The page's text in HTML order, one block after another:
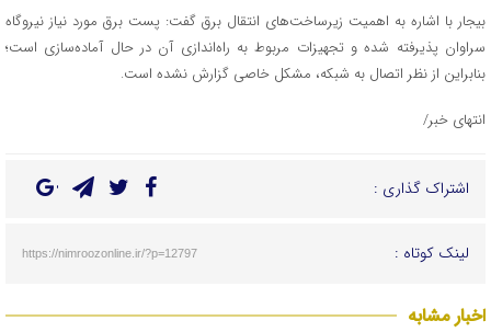
بیجار با اشاره به اهمیت زیرساخت‌های انتقال برق گفت: پست برق مورد نیاز نیروگاه
سراوان پذیرفته شده و تجهیزات مربوط به راه‌اندازی آن در حال آماده‌سازی است؛
بنابراین از نظر اتصال به شبکه، مشکل خاصی گزارش نشده است.
انتهای خبر/
اشتراک گذاری :
لینک کوتاه : https://nimroozonline.ir/?p=12797
اخبار مشابه